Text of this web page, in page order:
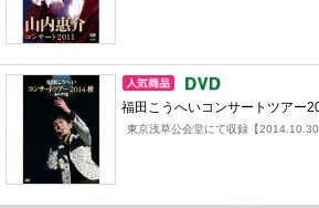
福田こうへいコンサートツアー
東京浅草公会堂にて収録【2014.10.30